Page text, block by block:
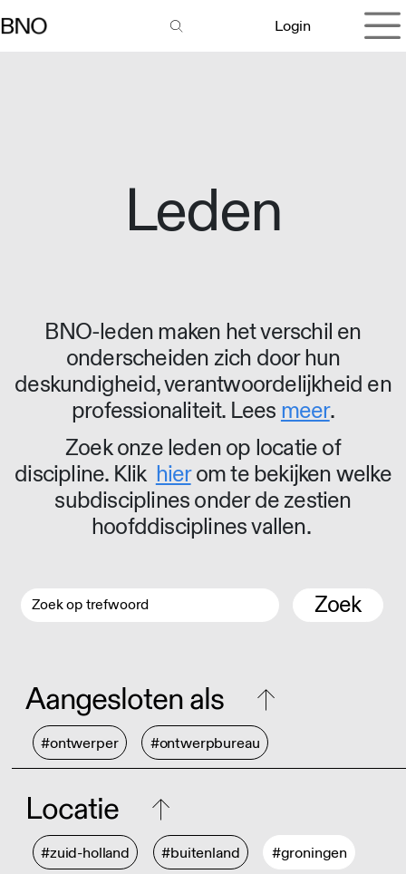
Login
Leden
BNO-leden maken het verschil en
onderscheiden zich door hun
deskundigheid, verantwoordelijkheid en
professionaliteit. Lees meer.
Zoek onze leden op locatie of
discipline. Klik hierom te bekijken welke
subdisciplines onder de zestien
hoofddisciplines vallen.
Zoek
Aangesloten als
#ontwerper #ontwerpbureau
Locatie
#zuid-holland #buitenland #groningen